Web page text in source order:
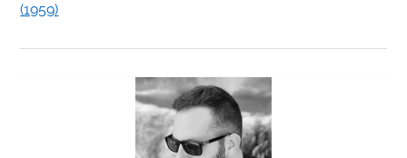
(1959)